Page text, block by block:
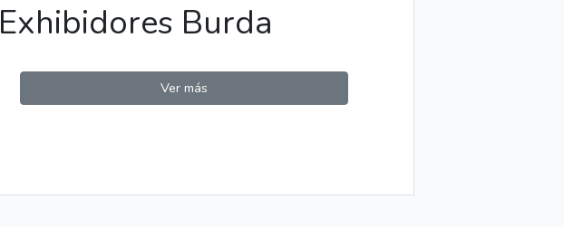
Exhibidores Burda
Ver más